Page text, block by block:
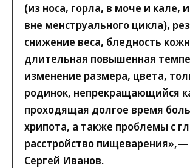
(из носа, горла, в моче и кале,
вне менструального цикла),
снижение веса, бледность
длительная повышенная
изменение размера, цвета,
родинок, непрекращающийся
проходящая долгое время
хрипота, а также проблемы с
расстройство пищеварения»,—
Сергей Иванов.